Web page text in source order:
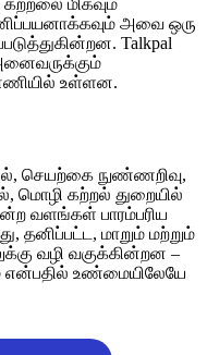
மிகவும்
அவை ஒரு
Talkpal
உள்ளன.
செயற்கை நுண்ணறிவு,
மொழி கற்றல் துறையில்
வளங்கள் பாரம்பரிய
மாறும் மற்றும்
வழி வகுக்கின்றன –
என்பதில் உண்மையிலேயே